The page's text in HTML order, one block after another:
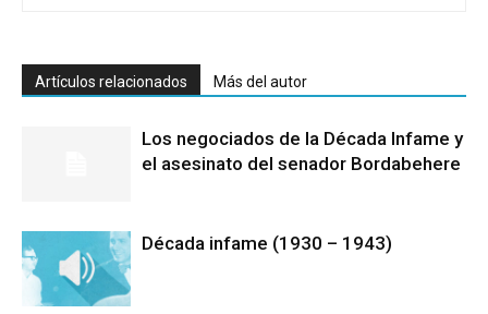
Artículos relacionados Más del autor
Los negociados de la Década Infame y
el asesinato del senador Bordabehere
Década infame (1930 – 1943)